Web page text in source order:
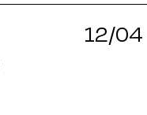
12/